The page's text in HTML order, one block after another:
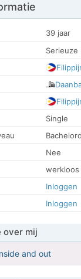
39 jaar
Serieuze
Single
Nee
werkloos
Inloggen
Inloggen
over mij
and out